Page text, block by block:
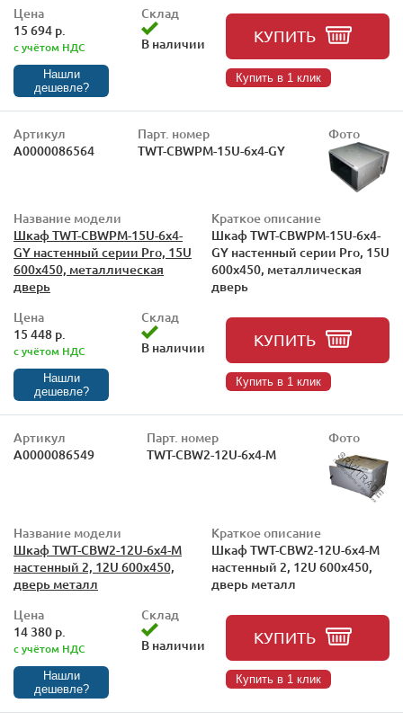
Цена
15 694 р.
с учётом НДС
Нашли
дешевле?
Склад
В наличии
КУПИТЬ
Купить в 1 клик
Артикул
А0000086564
Парт. номер
TWT-CBWPM-15U-6x4-GY
Фото
Название модели
Шкаф TWT-CBWPM-15U-6x4-
GY настенный серии Pro, 15U
600x450, металлическая
дверь
Краткое описание
Шкаф TWT-CBWPM-15U-6x4-
GY настенный серии Pro, 15U
600x450, металлическая
дверь
Цена
15 448 р.
с учётом НДС
Нашли
дешевле?
Склад
В наличии
КУПИТЬ
Купить в 1 клик
Артикул
А0000086549
Парт. номер
TWT-CBW2-12U-6x4-M
Фото
Название модели
Шкаф TWT-CBW2-12U-6x4-M
настенный 2, 12U 600x450,
дверь металл
Краткое описание
Шкаф TWT-CBW2-12U-6x4-M
настенный 2, 12U 600x450,
дверь металл
Цена
14 380 р.
с учётом НДС
Нашли
дешевле?
Склад
В наличии
КУПИТЬ
Купить в 1 клик